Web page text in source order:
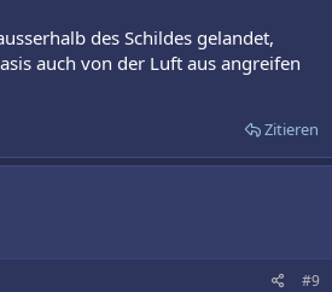
des Schildes gelandet,
auch von der Luft aus angreifen
Zitieren
#9